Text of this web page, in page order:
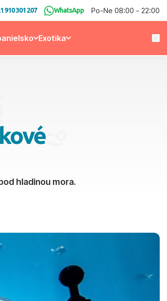
910 301 207 WhatsApp Po-Ne 08:00 - 22:00
Exotika
hladinou mora.